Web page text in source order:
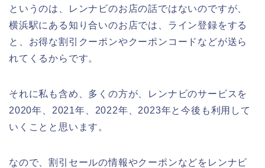
というのは、レンナビのお店の話ではないのですが、
横浜駅にある知り合いのお店では、ライン登録をする
と、お得な割引クーポンやクーポンコードなどが送ら
れてくるからです。
それに私も含め、多くの方が、レンナビのサービスを
2020年、2021年、2022年、2023年と今後も利用して
いくことと思います。
なので、割引セールの情報やクーポンなどをレンナビ